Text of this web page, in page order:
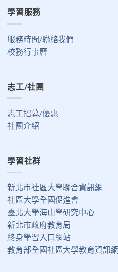
學習服務
服務時間/聯絡我們
校務行事曆
志工/社團
志工招募/優惠
社團介紹
學習社群
新北市社區大學聯合資訊網
社區大學全國促進會
臺北大學海山學研究中心
新北市政府教育局
終身學習入口網站
教育部全國社區大學教育資訊網